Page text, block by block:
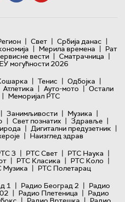
| Свет | Србија данас |
| Мерила времена | Рат
вести | Сматрачница |
ЕУ могућности 2026
| Тенис | Одбојка |
Атлетика | Ауто-мото | Остали
| Меморијал РТС
| Занимљивости | Музика |
| Свет познатих | Здравље |
| Дигитални предузетник |
| Наизглед здрав
3 | РТС Свет | РТС Наука |
| РТС Класика | РТС Коло |
Музика | РТС Полетарац
1 | Радио Београд 2 | Радио
| Радио Плетеница | Радио